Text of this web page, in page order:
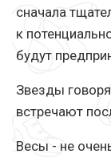
сначала
к
будут
Звезды
встречают
Весы - не